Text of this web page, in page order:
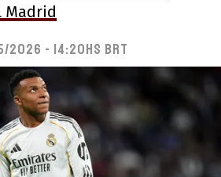
Madrid
2026 - 14:20hs BRT